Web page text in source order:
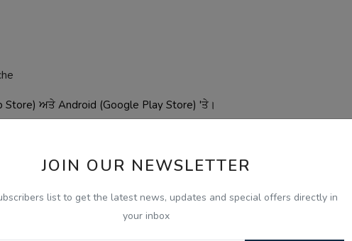
JOIN OUR NEWSLETTER
list to get the latest news, updates and special offers directly in
your inbox
Store) ਅਤੇ Android (Google Play Store) 'ਤੇ।
in Melbourne live?
free online?